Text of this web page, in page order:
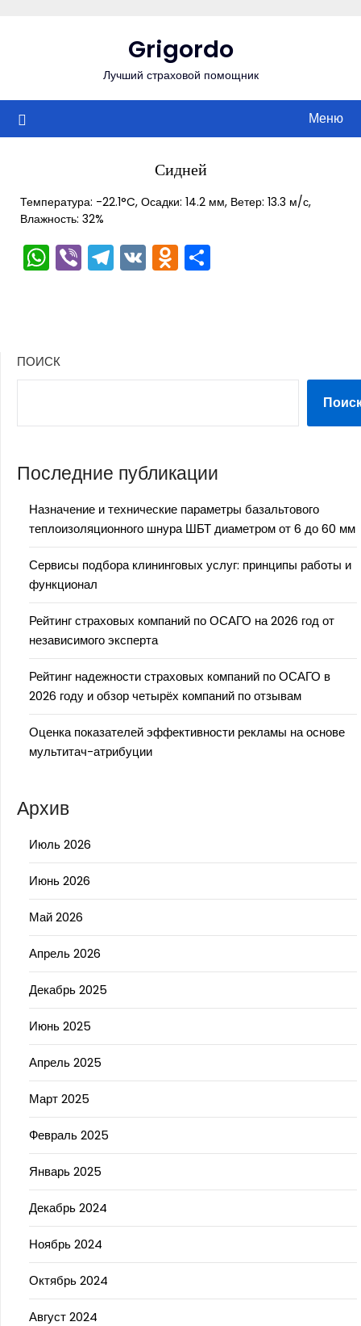
Grigordo
Лучший страховой помощник
Меню
Сидней
Температура: -22.1°C, Осадки: 14.2 мм, Ветер: 13.3 м/с,
Влажность: 32%
WhatsApp
ViberTelegram
VKOdnoklassniki
ПОИСК
Последние публикации
Назначение и технические параметры базальтового
теплоизоляционного шнура ШБТ диаметром от 6 до 60 мм
Сервисы подбора клининговых услуг: принципы работы и
функционал
Рейтинг страховых компаний по ОСАГО на 2026 год от
независимого эксперта
Рейтинг надежности страховых компаний по ОСАГО в
2026 году и обзор четырёх компаний по отзывам
Оценка показателей эффективности рекламы на основе
мультитач-атрибуции
Архив
Июль 2026
Июнь 2026
Май 2026
Апрель 2026
Декабрь 2025
Июнь 2025
Апрель 2025
Март 2025
Февраль 2025
Январь 2025
Декабрь 2024
Ноябрь 2024
Октябрь 2024
Август 2024